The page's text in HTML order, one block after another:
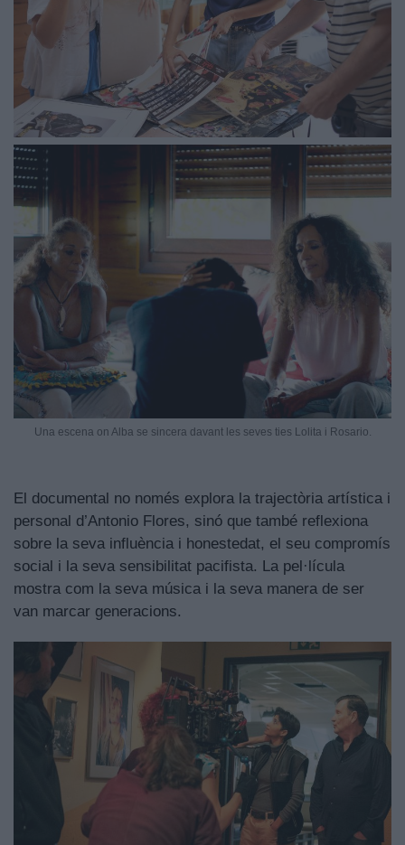
Una escena on Alba se sincera davant les seves ties Lolita i Rosario.
El documental no només explora la trajectòria artística i
personal d’Antonio Flores, sinó que també reflexiona
sobre la seva influència i honestedat, el seu compromís
social i la seva sensibilitat pacifista. La pel·lícula
mostra com la seva música i la seva manera de ser
van marcar generacions.